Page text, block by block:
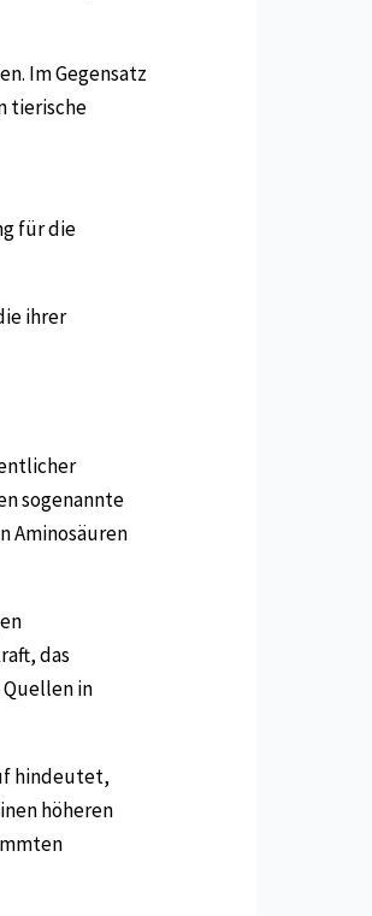
Im Gegensatz
tierische
für die
ihrer
sogenannte
Aminosäuren
das
in
hindeutet,
höheren